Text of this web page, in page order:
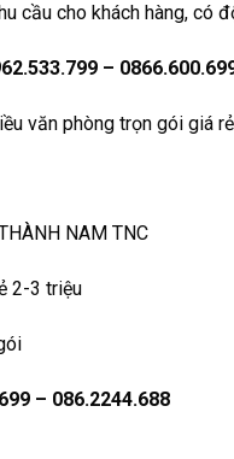
cầu cho khách hàng,
–
văn phòng trọn gói giá
NAM TNC
2-3 triệu
– 086.2244.688